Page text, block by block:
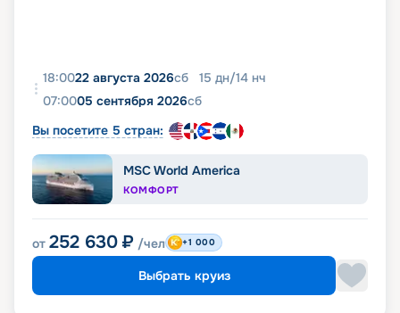
18:0022 августа 2026сб 15 дн/14 нч
07:0005 сентября 2026сб
Вы посетите 5 стран:
MSC World America
КОМФОРТ
от 252 630 ₽ /чел +1 000
Выбрать круиз